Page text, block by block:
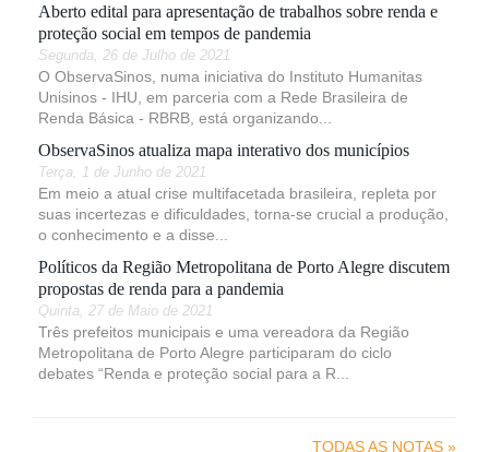
Aberto edital para apresentação de trabalhos sobre renda e
proteção social em tempos de pandemia
Segunda, 26 de Julho de 2021
O ObservaSinos, numa iniciativa do Instituto Humanitas
Unisinos - IHU, em parceria com a Rede Brasileira de
Renda Básica - RBRB, está organizando...
ObservaSinos atualiza mapa interativo dos municípios
Terça, 1 de Junho de 2021
Em meio a atual crise multifacetada brasileira, repleta por
suas incertezas e dificuldades, torna-se crucial a produção,
o conhecimento e a disse...
Políticos da Região Metropolitana de Porto Alegre discutem
propostas de renda para a pandemia
Quinta, 27 de Maio de 2021
Três prefeitos municipais e uma vereadora da Região
Metropolitana de Porto Alegre participaram do ciclo
debates “Renda e proteção social para a R...
TODAS AS NOTAS »